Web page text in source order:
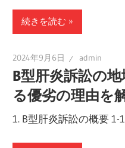
続きを読む
2024年9月6日 admin
B型肝炎訴訟の
る優劣の理由を
1. B型肝炎訴訟の概要 1-